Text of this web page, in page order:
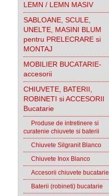
LEMN / LEMN MASIV
SABLOANE, SCULE,
UNELTE, MASINI BLUM
pentru PRELECRARE si
MONTAJ
MOBILIER BUCATARIE-
accesorii
CHIUVETE, BATERII,
ROBINETI si ACCESORII
Bucatarie
Produse de intretinere si
curatenie chiuvete si baterii
Chiuvete Silgranit Blanco
Chiuvete Inox Blanco
Accesorii chiuvete bucatarie
Baterii (robineti) bucatarie